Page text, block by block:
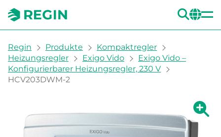
You are here:
Regin Produkte
Kompaktregler
Heizungsregler
Exigo Vido
Exigo Vido –
Konfigurierbarer Heizungsregler, 230 V
HCV203DWM-2
Zeige